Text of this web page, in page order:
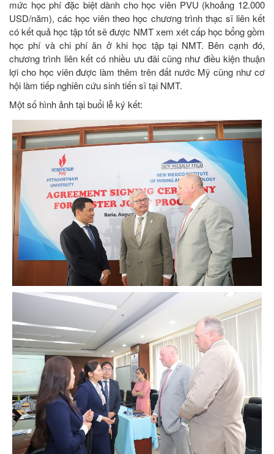
mức học phí đặc biệt dành cho học viên PVU (khoảng 12.000
USD/năm), các học viên theo học chương trình thạc sĩ liên kết
có kết quả học tập tốt sẽ được NMT xem xét cấp học bổng gồm
học phí và chi phí ăn ở khi học tập tại NMT. Bên cạnh đó,
chương trình liên kết có nhiều ưu đãi cũng như điều kiện thuận
lợi cho học viên được làm thêm trên đất nước Mỹ cũng như cơ
hội làm tiếp nghiên cứu sinh tiến sĩ tại NMT.
Một số hình ảnh tại buổi lễ ký kết: